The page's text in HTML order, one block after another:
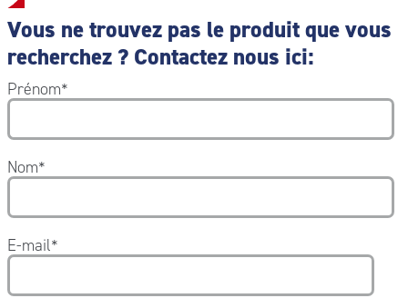
Vous ne trouvez pas le produit que vous
recherchez ? Contactez nous ici:
Prénom*
Nom*
E-mail*